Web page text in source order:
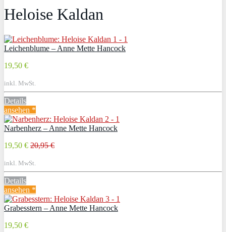
Heloise Kaldan
Leichenblume – Anne Mette Hancock
19,50 €
inkl. MwSt.
Details
ansehen *
Narbenherz – Anne Mette Hancock
19,50 € 20,95 €
inkl. MwSt.
Details
ansehen *
Grabesstern – Anne Mette Hancock
19,50 €